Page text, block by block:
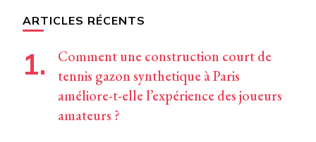
ARTICLES RÉCENTS
Comment une construction court de
tennis gazon synthetique à Paris
améliore-t-elle l’expérience des joueurs
amateurs ?